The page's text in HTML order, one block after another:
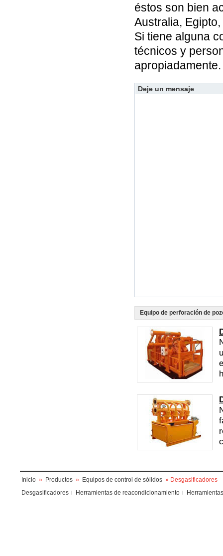
éstos son bien
Australia,
Si tiene alguna
técnicos y
apropiadamente.
Deje un mensaje
Equipo de perforación de
Inicio » Productos » Equipos de control de sólidos » Desgasificadores
Desgasificadores
Herramientas de reacondicionamiento